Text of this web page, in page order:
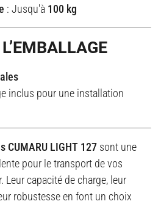
: Jusqu'à 100 kg
inclus pour une installation
CUMARU LIGHT 127 sont une
pour le transport de vos
Leur capacité de charge, leur
robustesse en font un choix